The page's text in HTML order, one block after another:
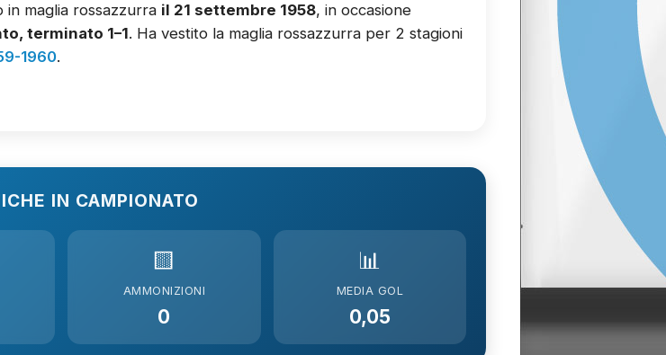
in maglia rossazzurra il 21 settembre 1958, in occasione
terminato 1–1. Ha vestito la maglia rossazzurra per 2 stagioni
1960.
IN CAMPIONATO
🟨
AMMONIZIONI
0
📊
MEDIA GOL
0,05